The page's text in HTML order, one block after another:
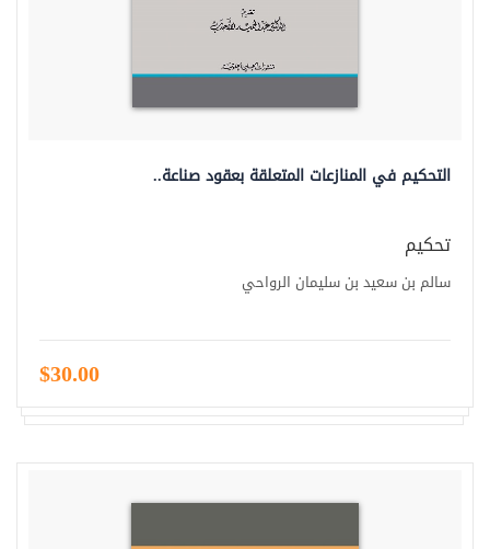
التحكيم في المنازعات المتعلقة بعقود صناعة..
تحكيم
سالم بن سعيد بن سليمان الرواحي
$30.00